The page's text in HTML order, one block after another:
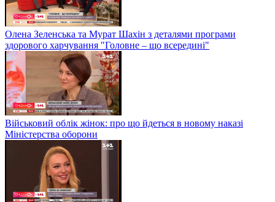
Олена Зеленська та Мурат Шахін з деталями програми
здорового харчування "Головне – що всередині"
Військовий облік жінок: про що йдеться в новому наказі
Міністерства оборони